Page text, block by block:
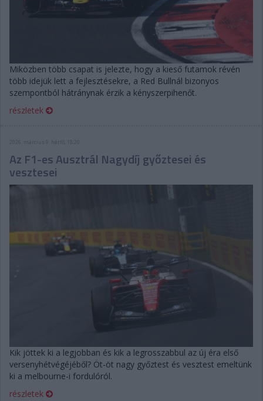
Miközben több csapat is jelezte, hogy a kieső futamok révén
több idejük lett a fejlesztésekre, a Red Bullnál bizonyos
szempontból hátránynak érzik a kényszerpihenőt.
részletek
2026. március 9. hétfő, 18:20
Az F1-es Ausztrál Nagydíj győztesei és
vesztesei
Kik jöttek ki a legjobban és kik a legrosszabbul az új éra első
versenyhétvégéjéből? Öt-öt nagy győztest és vesztest emeltünk
ki a melbourne-i fordulóról.
részletek